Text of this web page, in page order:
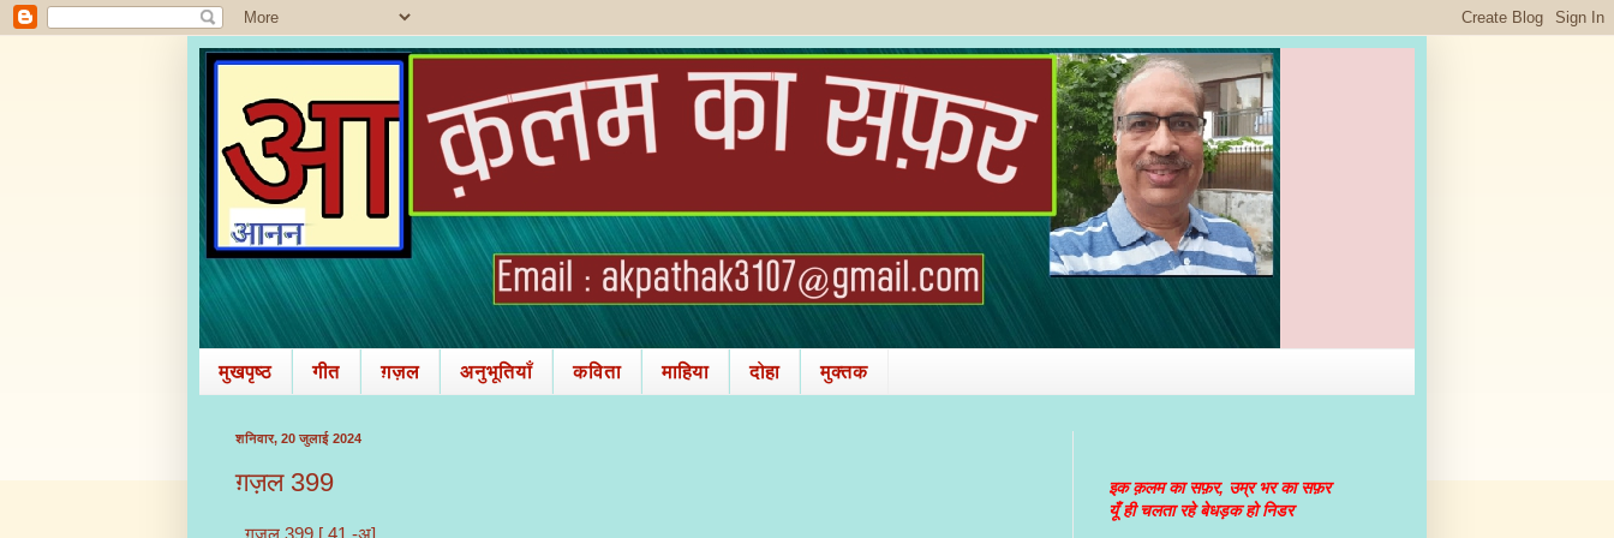
मुखपृष्ठ गीत ग़ज़ल अनुभूतियाँ कविता माहिया दोहा मुक्तक
शनिवार, 20 जुलाई 2024
ग़ज़ल 399
ग़ज़ल 399 [ 41 -अ]
इक क़लम का सफ़र, उम्र भर का सफ़र
यूँ ही चलता रहे बेधड़क हो निडर